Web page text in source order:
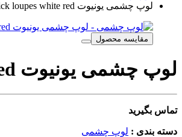
لوپ چشمی یونیوت techne quick loupes white red
مقایسه محصول
لوپ چشمی یونیوت techne quick loupes white red
تماس بگیرید
دسته بندی : لوپ چشمی